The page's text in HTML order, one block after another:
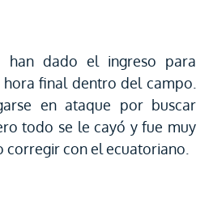
han dado el ingreso para
final dentro del campo.
en ataque por buscar
todo se le cayó y fue muy
corregir con el ecuatoriano.